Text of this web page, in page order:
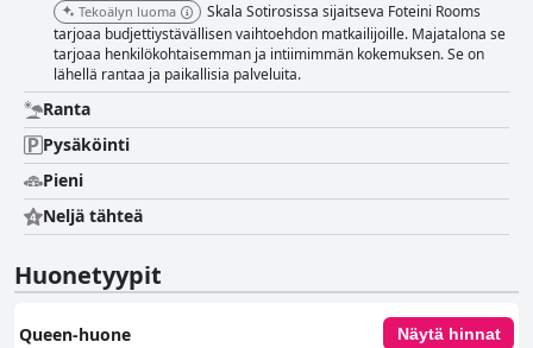
Tekoälyn luoma
Skala Sotirosissa sijaitseva Foteini Rooms
tarjoaa budjettiystävällisen vaihtoehdon matkailijoille. Majatalona se
tarjoaa henkilökohtaisemman ja intiimimmän kokemuksen. Se on
lähellä rantaa ja paikallisia palveluita.
Ranta
Pysäköinti
Pieni
Neljä tähteä
Huonetyypit
Queen-huone Näytä hinnat